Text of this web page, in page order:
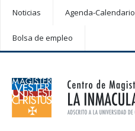
Noticias Agenda-Calendario
Bolsa de empleo